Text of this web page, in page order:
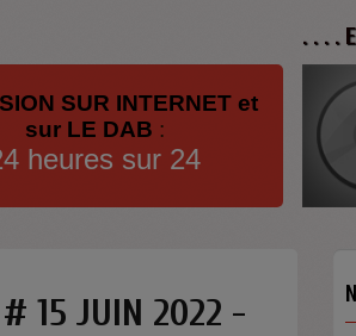
SUR INTERNET et
sur LE DAB :
heures sur 24
. . . .
# 15 JUIN 2022 -